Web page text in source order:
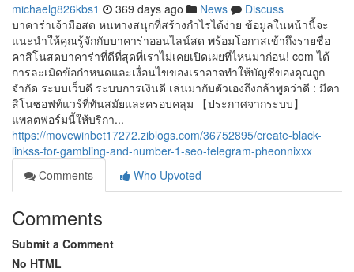
michaelg826kbs1 369 days ago News
Discuss
บาคาร่าเจ้ามือสด หนทางสนุกที่สร้างกำไรได้ง่าย ข้อมูลในหน้านี้จะ
แนะนำให้คุณรู้จักกับบาคาร่าออนไลน์สด พร้อมโอกาสเข้าถึงรายชื่อ
คาสิโนสดบาคาร่าที่ดีที่สุดที่เราไม่เคยเปิดเผยที่ไหนมาก่อน! com ได้
การละเมิดข้อกำหนดและเงื่อนไขของเราอาจทำให้บัญชีของคุณถูก
จำกัด ระบบเว็บดี ระบบการเงินดี เล่นมากับตัวเองถึงกล้าพูดว่าดี : มีคา
สิโนซอฟท์แวร์ที่ทันสมัยและครอบคลุม 【ประกาศจากระบบ】
แพลตฟอร์มนี้ให้บริกา...
https://movewinbet17272.ziblogs.com/36752895/create-black-
linkss-for-gambling-and-number-1-seo-telegram-pheonnixxx
Comments
Who Upvoted
Comments
Submit a Comment
No HTML